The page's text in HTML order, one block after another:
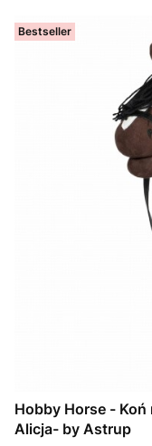
Bestseller
Hobby Horse -
Alicja- by Astrup